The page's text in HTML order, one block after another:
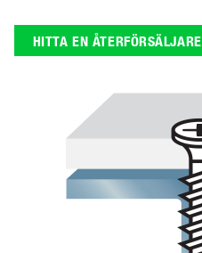
HITTA EN ÅTERFÖRSÄLJARE